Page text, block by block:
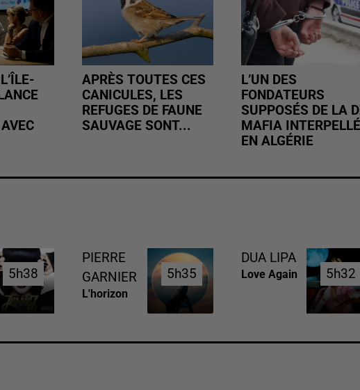
APRÈS TOUTES CES
CANICULES, LES
REFUGES DE FAUNE
SAUVAGE SONT...
L’UN DES
FONDATEURS
SUPPOSÉS DE LA
MAFIA INTERPELLÉ
EN ALGÉRIE
5h38
5h38
PIERRE
GARNIER
L'horizon
5h35
5h35
DUA LIPA
Love Again 5h32
5h32